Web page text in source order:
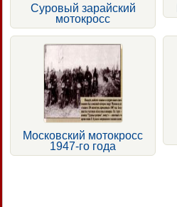
Суровый зарайский
мотокросс
Московский мотокросс
1947-го года